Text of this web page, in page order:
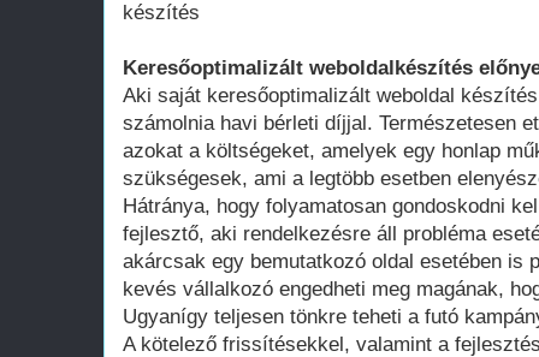
készítés
Keresőoptimalizált weboldalkészítés
Aki saját keresőoptimalizált weboldal
számolnia havi bérleti díjjal. Természetesen
azokat a költségeket, amelyek egy honlap
szükségesek, ami a legtöbb esetben
Hátránya, hogy folyamatosan gondoskodni
fejlesztő, aki rendelkezésre áll probléma
akárcsak egy bemutatkozó oldal esetében is
kevés vállalkozó engedheti meg magának,
Ugyanígy teljesen tönkre teheti a futó
A kötelező frissítésekkel, valamint a